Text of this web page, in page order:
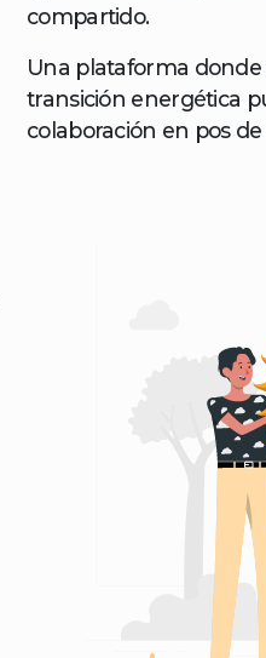
compartido.
Una plataforma donde
transición energética
colaboración en pos